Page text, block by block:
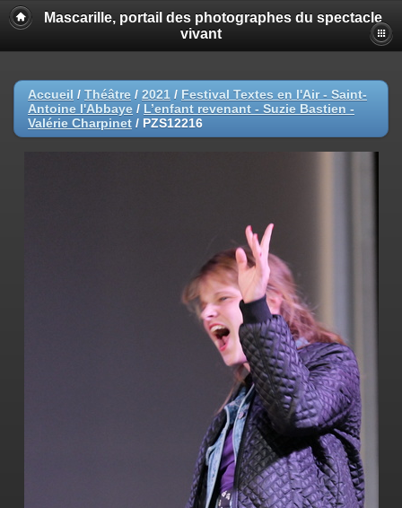
Mascarille, portail des photographes du spectacle
vivant
Accueil / Théâtre / 2021 / Festival Textes en l'Air - Saint-
Antoine l'Abbaye / L’enfant revenant - Suzie Bastien -
Valérie Charpinet / PZS12216